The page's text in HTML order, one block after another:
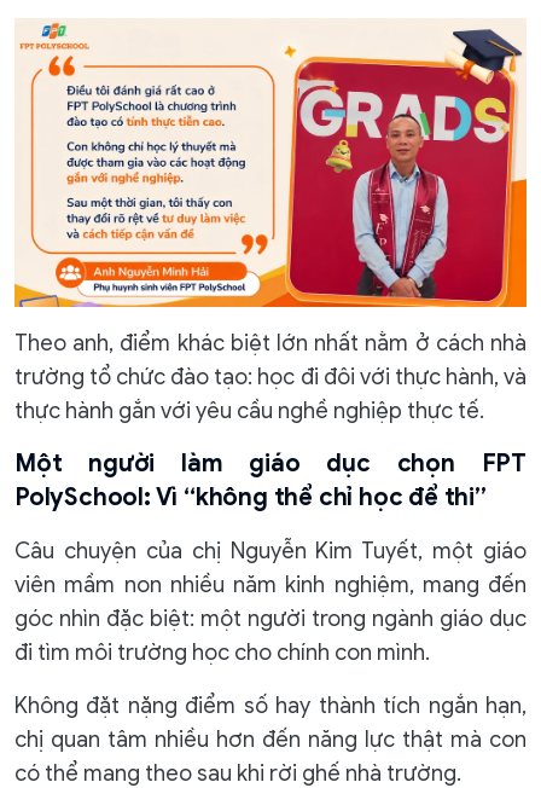
Theo anh, điểm khác biệt lớn nhất nằm ở cách nhà
trường tổ chức đào tạo: học đi đôi với thực hành, và
thực hành gắn với yêu cầu nghề nghiệp thực tế.
Một người làm giáo dục chọn FPT
PolySchool: Vì “không thể chỉ học để thi”
Câu chuyện của chị Nguyễn Kim Tuyết, một giáo
viên mầm non nhiều năm kinh nghiệm, mang đến
góc nhìn đặc biệt: một người trong ngành giáo dục
đi tìm môi trường học cho chính con mình.
Không đặt nặng điểm số hay thành tích ngắn hạn,
chị quan tâm nhiều hơn đến năng lực thật mà con
có thể mang theo sau khi rời ghế nhà trường.